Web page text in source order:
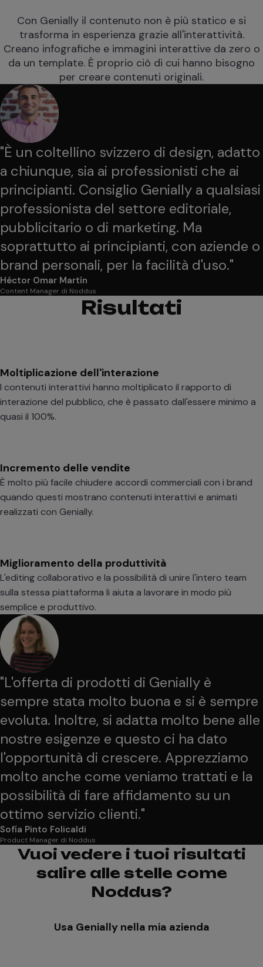
Con Genially il contenuto non è più statico e si
trasforma in esperienza grazie all'interattività.
Creano infografiche e immagini interattive da zero o
da un template. È proprio ciò di cui hanno bisogno
per creare contenuti originali.
"È un coltellino svizzero di design, adatto
a chiunque, sia ai professionisti che ai
principianti. Consiglio Genially a qualsiasi
professionista del settore editoriale,
pubblicitario o di marketing. Ma
soprattutto ai principianti, con aziende o
brand personali, per la facilità d'uso."
Héctor Omar Martín
Content Manager di Noddus
Risultati
Moltiplicazione dell'interazione
I contenuti interattivi hanno moltiplicato il rapporto di
interazione del pubblico, che è passato dall'essere minimo a
quasi il 100%.
Incremento delle vendite
È molto più facile chiudere accordi commerciali con i brand
quando questi mostrano contenuti interattivi e animati
realizzati con Genially.
Miglioramento della produttività
L'editing collaborativo e la possibilità di unire l'intero team
sulla stessa piattaforma li aiuta a lavorare in modo più
semplice e produttivo.
"L'offerta di prodotti di Genially è
sempre stata molto buona e si è sempre
evoluta. Inoltre, si adatta molto bene alle
nostre esigenze e questo ci ha dato
l'opportunità di crescere. Apprezziamo
molto anche come veniamo trattati e la
possibilità di fare affidamento su un
ottimo servizio clienti."
Sofía Pinto Folicaldi
Product Manager di Noddus
Vuoi vedere i tuoi risultati
salire alle stelle come
Noddus?
Usa Genially nella mia azienda